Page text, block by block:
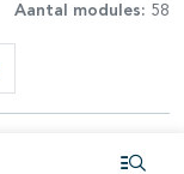
Aantal modules: 58